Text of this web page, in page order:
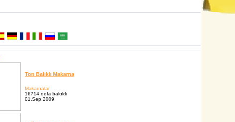
Ton Balıklı Makarna
Makarnalar
16714 defa bakıldı
01.Sep.2009